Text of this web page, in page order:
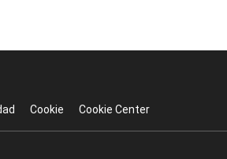
Cookie Cookie Center